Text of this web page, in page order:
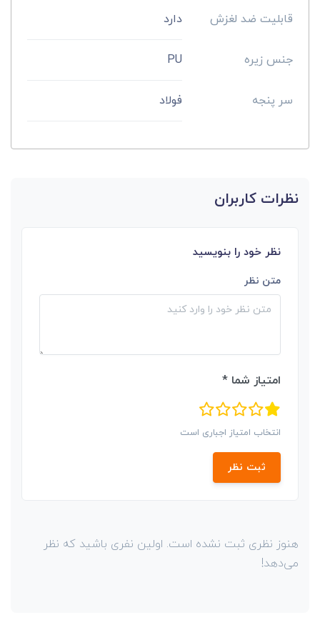
قابلیت ضد لغزش دارد
جنس زیره PU
سر پنجه فولاد
نظرات کاربران
نظر خود را بنویسید
متن نظر
امتیاز شما *
انتخاب امتیاز اجباری است
ثبت نظر
هنوز نظری ثبت نشده است. اولین نفری باشید که نظر
می‌دهد!